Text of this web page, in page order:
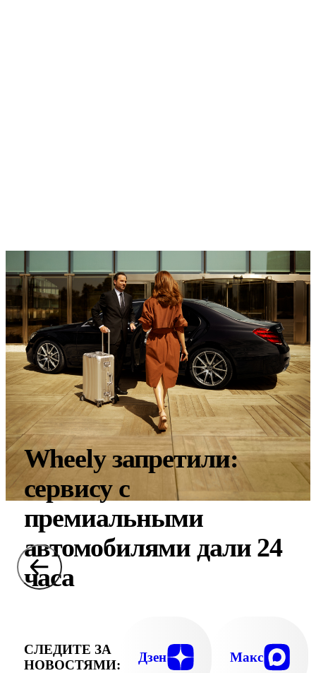
Wheely запретили:
сервису с
премиальными
автомобилями дали 24
часа
СЛЕДИТЕ ЗА
НОВОСТЯМИ:
Дзен Макс